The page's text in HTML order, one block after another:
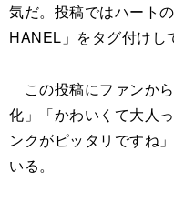
気だ。投稿ではハート
HANEL」をタグ付けし
この投稿にファン
化」「かわいくて大人
ンクがピッタリですね
いる。